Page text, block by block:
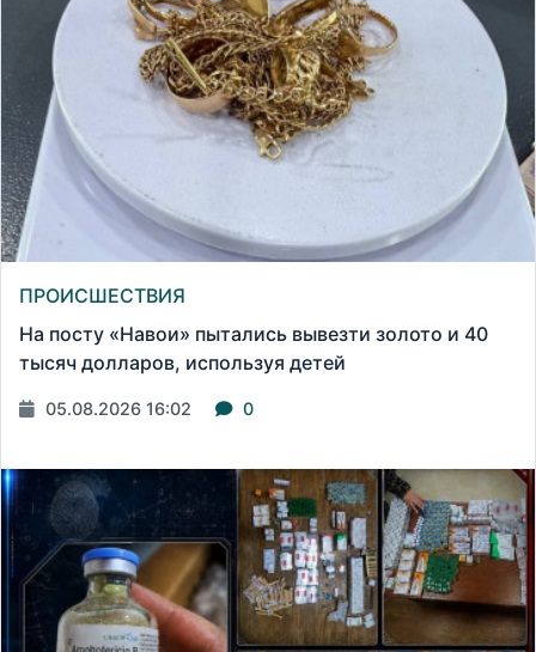
ПРОИСШЕСТВИЯ
На посту «Навои» пытались вывезти золото и 40
тысяч долларов, используя детей
05.08.2026 16:02 0